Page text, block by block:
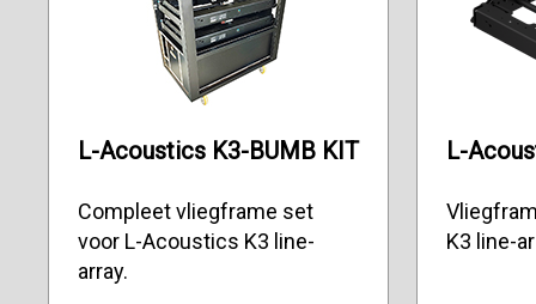
L-Acoustics K3-BUMB KIT
Compleet vliegframe set
voor L-Acoustics K3 line-
array.
L-
K3 line-